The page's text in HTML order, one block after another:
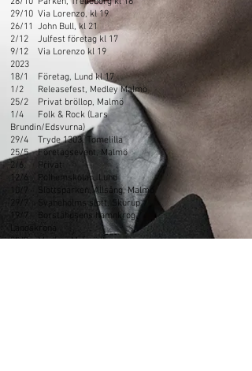
29/10 Via Lorenzo, kl 19
26/11 John Bull, kl 21
2/12 Julfest företag kl 17
9/12 Via Lorenzo kl 19
2023
18/1 Företag, Lund kl 17
1/2 Releasefest, Medley Malmö
25/2 Privat bröllop, Malmö
1/4 Folk & Rock (Lars
Brundin/Edsvurna)
29/4 Tryde 1303, Tomelilla
25/5 Företagsevent, Malmö
2/6. Privat
12/6 Polhemskolan, Lund
10/7 Slottsparken, Allsång, Malmö
29/7 Svaneholms slott, Skurup
19/7 Borstahusens hamnkrog,
Landskrona
30/8 Medley, Malmö (Lars